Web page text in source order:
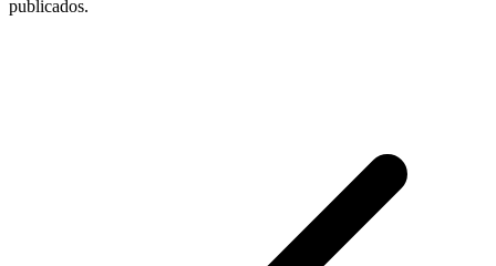
publicados.